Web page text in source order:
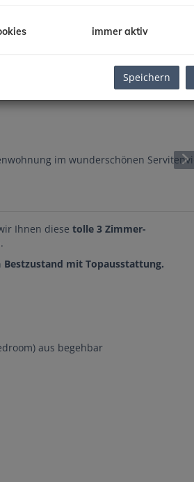
Ihnen diese tolle 3 Zimmer-
Bestzustand mit Topausstattung.
aus begehbar
immer aktiv
Speichern